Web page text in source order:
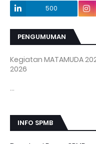
500
PENGUMUMAN
Kegiatan MATAMUDA
2026
...
INFO SPMB